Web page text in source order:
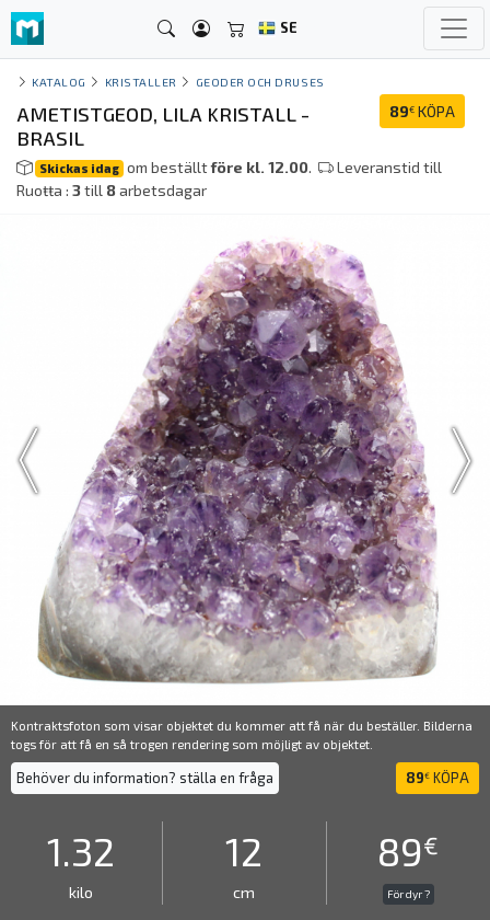
SE
KATALOG KRISTALLER GEODER OCH DRUSES
89€ KÖPA
AMETISTGEOD, LILA KRISTALL -
BRASIL
Skickas idag om beställtföre kl. 12.00.
Leveranstid till
Ruoŧŧa : 3till 8arbetsdagar
Kontraktsfoton som visar objektet du kommer att få när du beställer. Bilderna
togs för att få en så trogen rendering som möjligt av objektet.
Behöver du information? ställa en fråga 89€ KÖPA
1.32
kilo
12
cm
89€
För dyr ?